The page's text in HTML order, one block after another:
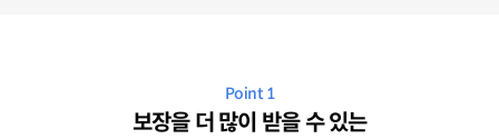
Point 1
보장을 더 많이 받을 수 있는